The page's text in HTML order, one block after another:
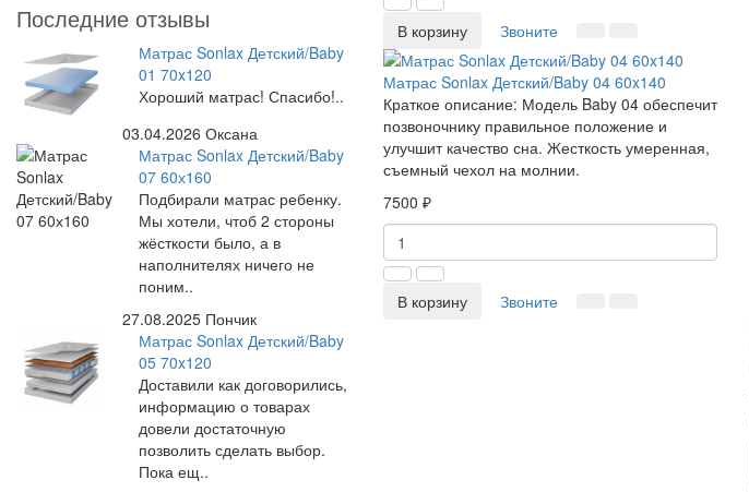
Последние отзывы
Матрас Sonlax Детский/Baby
01 70x120
Хороший матрас! Спасибо!..
03.04.2026 Оксана
Матрас Sonlax Детский/Baby
07 60х160
Подбирали матрас ребенку.
Мы хотели, чтоб 2 стороны
жёсткости было, а в
наполнителях ничего не
поним..
27.08.2025 Пончик
Матрас Sonlax Детский/Baby
05 70x120
Доставили как договорились,
информацию о товарах
довели достаточную
позволить сделать выбор.
Пока ещ..
В корзину Звоните
Матрас Sonlax Детский/Baby 04 60x140
Краткое описание: Модель Baby 04 обеспечит
позвоночнику правильное положение и
улучшит качество сна. Жесткость умеренная,
съемный чехол на молнии.
7500 ₽
В корзину Звоните